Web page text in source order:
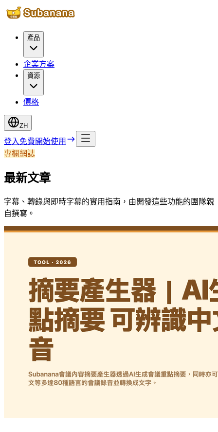
產品
企業方案
資源
價格
ZH
登入 免費開始使用
專欄網誌
最新文章
字幕、轉錄與即時字幕的實用指南，由開發這些功能的團隊親
自撰寫。